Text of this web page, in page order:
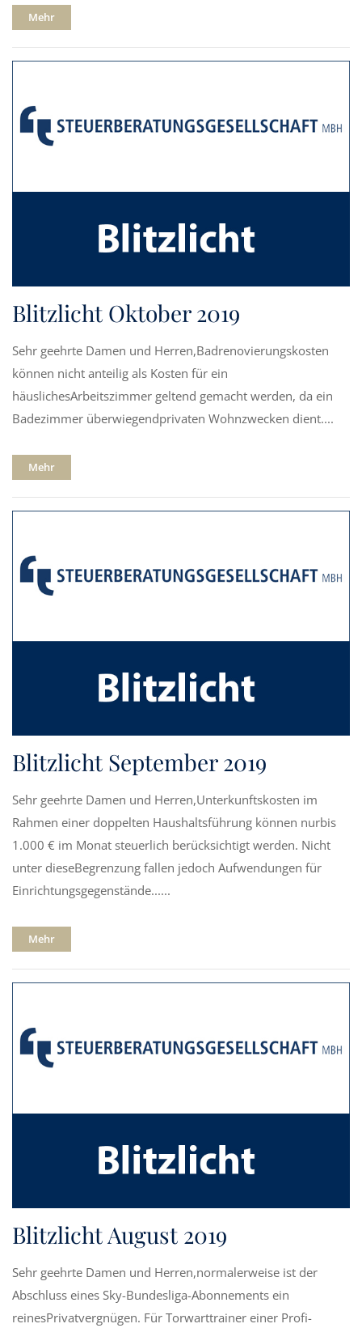
Mehr
Blitzlicht Oktober 2019
Sehr geehrte Damen und Herren,Badrenovierungskosten
können nicht anteilig als Kosten für ein
häuslichesArbeitszimmer geltend gemacht werden, da ein
Badezimmer überwiegendprivaten Wohnzwecken dient....
Mehr
Blitzlicht September 2019
Sehr geehrte Damen und Herren,Unterkunftskosten im
Rahmen einer doppelten Haushaltsführung können nurbis
1.000 € im Monat steuerlich berücksichtigt werden. Nicht
unter dieseBegrenzung fallen jedoch Aufwendungen für
Einrichtungsgegenstände......
Mehr
Blitzlicht August 2019
Sehr geehrte Damen und Herren,normalerweise ist der
Abschluss eines Sky-Bundesliga-Abonnements ein
reinesPrivatvergnügen. Für Torwarttrainer einer Profi-